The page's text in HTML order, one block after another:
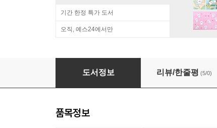
기간 한정 특가 도서
오직, 예스24에서만
허수경의 숨쉬는 집
도서정보 리뷰/한줄평 (5/0)
품목정보